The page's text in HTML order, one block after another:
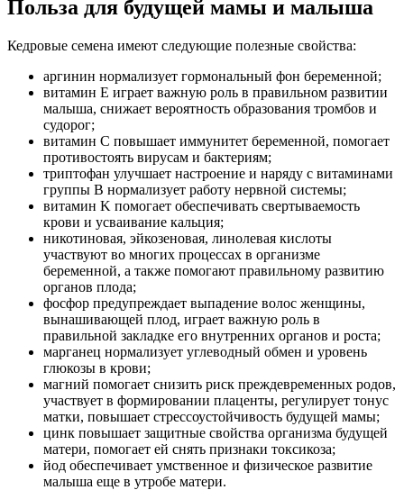
Польза для будущей мамы и малыша
Кедровые семена имеют следующие полезные свойства:
аргинин нормализует гормональный фон беременной;
витамин E играет важную роль в правильном развитии
малыша, снижает вероятность образования тромбов и
судорог;
витамин C повышает иммунитет беременной, помогает
противостоять вирусам и бактериям;
триптофан улучшает настроение и наряду с витаминами
группы B нормализует работу нервной системы;
витамин K помогает обеспечивать свертываемость
крови и усваивание кальция;
никотиновая, эйкозеновая, линолевая кислоты
участвуют во многих процессах в организме
беременной, а также помогают правильному развитию
органов плода;
фосфор предупреждает выпадение волос женщины,
вынашивающей плод, играет важную роль в
правильной закладке его внутренних органов и роста;
марганец нормализует углеводный обмен и уровень
глюкозы в крови;
магний помогает снизить риск преждевременных родов,
участвует в формировании плаценты, регулирует тонус
матки, повышает стрессоустойчивость будущей мамы;
цинк повышает защитные свойства организма будущей
матери, помогает ей снять признаки токсикоза;
йод обеспечивает умственное и физическое развитие
малыша еще в утробе матери.